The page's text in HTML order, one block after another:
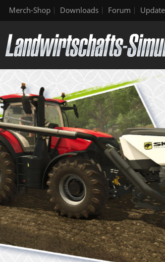
Merch-Shop Downloads Forum